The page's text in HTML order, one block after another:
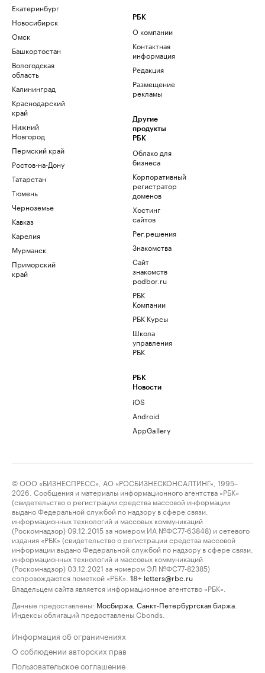
Екатеринбург
Новосибирск
Омск
Башкортостан
Вологодская
область
Калининград
Краснодарский
край
Нижний
Новгород
Пермский край
Ростов-на-Дону
Татарстан
Тюмень
Черноземье
Кавказ
Карелия
Мурманск
Приморский
край
РБК
О компании
Контактная
информация
Редакция
Размещение
рекламы
Другие
продукты
РБК
Облако для
бизнеса
Корпоративный
регистратор
доменов
Хостинг
сайтов
Рег.решения
Знакомства
Сайт
знакомств
podbor.ru
РБК
Компании
РБК Курсы
Школа
управления
РБК
РБК
Новости
iOS
Android
AppGallery
© ООО «БИЗНЕСПРЕСС», АО «РОСБИЗНЕСКОНСАЛТИНГ», 1995–
2026. Сообщения и материалы информационного агентства «РБК»
(свидетельство о регистрации средства массовой информации
выдано Федеральной службой по надзору в сфере связи,
информационных технологий и массовых коммуникаций
(Роскомнадзор) 09.12.2015 за номером ИА №ФС77-63848) и сетевого
издания «РБК» (свидетельство о регистрации средства массовой
информации выдано Федеральной службой по надзору в сфере связи,
информационных технологий и массовых коммуникаций
(Роскомнадзор) 03.12.2021 за номером ЭЛ №ФС77-82385)
сопровождаются пометкой «РБК».
18+ letters@rbc.ru
Владельцем сайта является информационное агентство «РБК».
Данные предоставлены: Мосбиржа Санкт-Петербургская биржа
Индексы облигаций предоставлены Cbonds.
Информация об ограничениях
О соблюдении авторских прав
Пользовательское соглашение